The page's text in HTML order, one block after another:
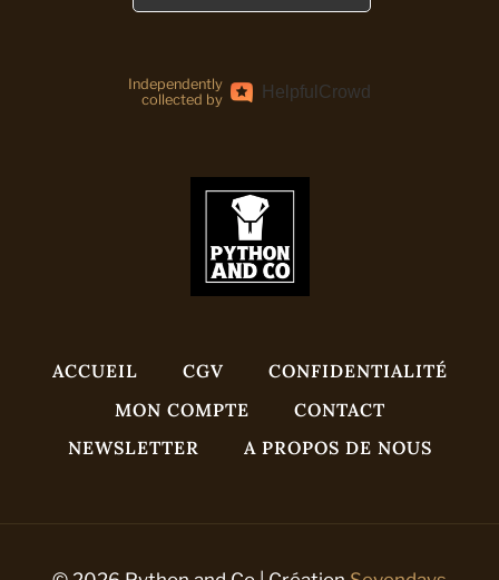
Independently
collected by
Helpful Crowd
ACCUEIL CGV
CONFIDENTIALITÉ
MON COMPTE
CONTACT
NEWSLETTER
A PROPOS DE NOUS